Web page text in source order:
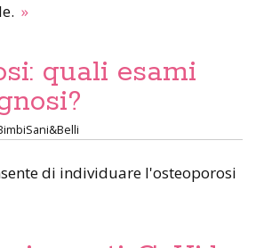
»
quali esami
di individuare l'osteoporosi